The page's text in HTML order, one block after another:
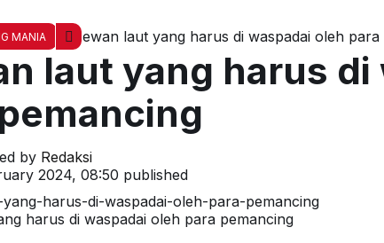
MANIA Hewan laut yang harus di waspadai oleh para
laut yang harus
by Redaksi
2024, 08:50 published
harus di waspadai oleh para pemancing